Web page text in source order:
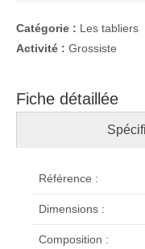
Catégorie : Les tabliers
Activité : Grossiste
Fiche détaillée
Référence :
Dimensions :
Composition :